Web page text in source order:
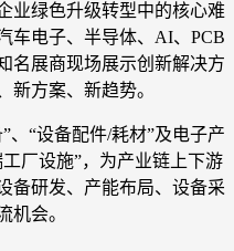
业绿色升级转型中的核心难
车电子、半导体、AI、PCB
名展商现场展示创新解决方
新方案、新趋势。
、“设备配件/耗材”及电子产
厂设施”，为产业链上下游
备研发、产能布局、设备采
机会。